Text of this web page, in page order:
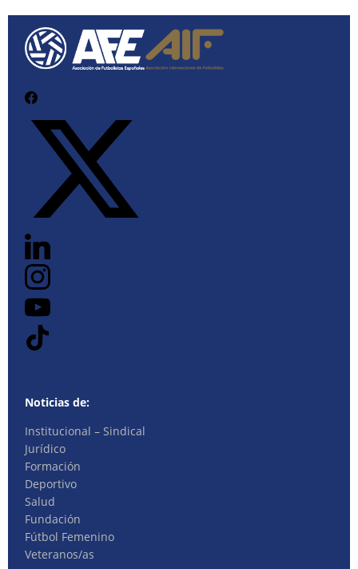
Noticias de:
Institucional – Sindical
Jurídico
Formación
Deportivo
Salud
Fundación
Fútbol Femenino
Veteranos/as